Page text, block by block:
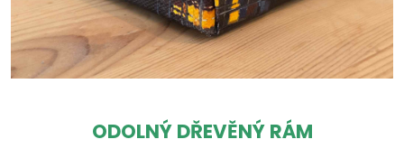
ODOLNÝ DŘEVĚNÝ RÁM